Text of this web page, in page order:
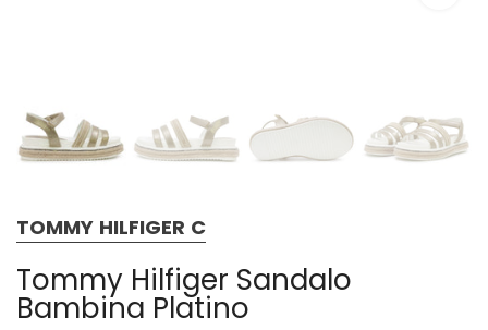
TOMMY HILFIGER C
Tommy Hilfiger Sandalo
Bambina Platino